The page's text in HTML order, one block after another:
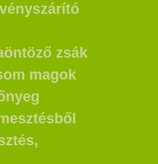
zsák
magok